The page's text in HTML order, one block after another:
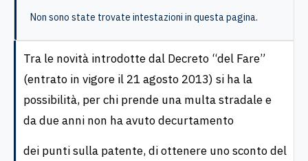
Non sono state trovate intestazioni in questa pagina.
Tra le novità introdotte dal Decreto “del Fare”
(entrato in vigore il 21 agosto 2013) si ha la
possibilità, per chi prende una multa stradale e
da due anni non ha avuto decurtamento
dei punti sulla patente, di ottenere uno sconto del